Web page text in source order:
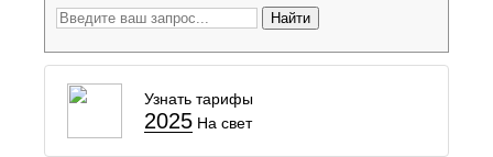
Найти
Узнать тарифы
2025 На свет